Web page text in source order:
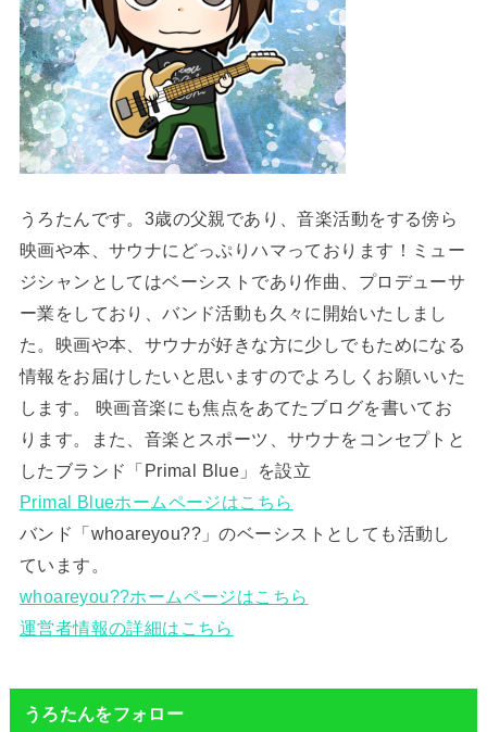
うろたんです。3歳の父親であり、音楽活動をする傍ら
映画や本、サウナにどっぷりハマっております！ミュー
ジシャンとしてはベーシストであり作曲、プロデューサ
ー業をしており、バンド活動も久々に開始いたしまし
た。映画や本、サウナが好きな方に少しでもためになる
情報をお届けしたいと思いますのでよろしくお願いいた
します。 映画音楽にも焦点をあてたブログを書いてお
ります。また、音楽とスポーツ、サウナをコンセプトと
したブランド「Primal Blue」を設立
Primal Blueホームページはこちら
バンド「whoareyou??」のベーシストとしても活動し
ています。
whoareyou??ホームページはこちら
運営者情報の詳細はこちら
うろたんをフォロー